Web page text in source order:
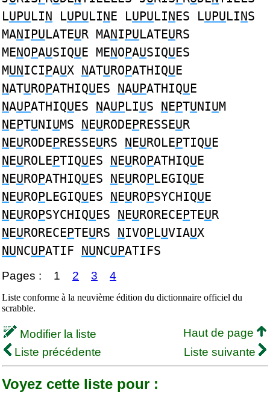
LUPULIN LUPULINE LUPULINES LUPULINS
MANIPULATEUR MANIPULATEURS
MENOPAUSIQUE MENOPAUSIQUES
MUNICIPAUX NATUROPATHIQUE
NATUROPATHIQUES NAUPATHIQUE
NAUPATHIQUES NAUPLIUS NEPTUNIUM
NEPTUNIUMS NEURODEPRESSEUR
NEURODEPRESSEURS NEUROLEPTIQUE
NEUROLEPTIQUES NEUROPATHIQUE
NEUROPATHIQUES NEUROPLEGIQUE
NEUROPLEGIQUES NEUROPSYCHIQUE
NEUROPSYCHIQUES NEURORECEPTEUR
NEURORECEPTEURS NIVOPLUVIAUX
NUNCUPATIF NUNCUPATIFS
Pages : 1 2 3 4
Liste conforme à la neuvième édition du dictionnaire officiel du
scrabble.
Modifier la liste
Haut de page
Liste précédente
Liste suivante
Voyez cette liste pour :